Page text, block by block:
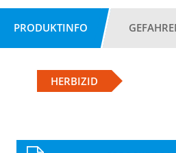
PRODUKTINFO
HERBIZID